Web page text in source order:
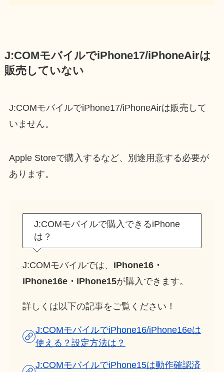
J:COMモバイルでiPhone17/iPhoneAirは
販売していない
J:COMモバイルでiPhone17/iPhoneAirは販売して
いません。
Apple Storeで購入するなど、別途用意する必要が
あります。
J:COMモバイルで購入できるiPhone
は？
J:COMモバイルでは、 iPhone16・
iPhone16e・iPhone15が購入できます。
詳しくは以下の記事をご覧ください！
J:COMモバイルでiPhone16/iPhone16eは
使える？設定方法は？
J:COMモバイルでiPhone15は動作確認済